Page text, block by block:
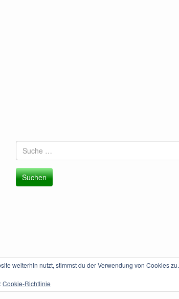
weiterhin nutzt, stimmst du der Verwendung von Cookies zu.
Cookie-Richtlinie
Suche
nach: